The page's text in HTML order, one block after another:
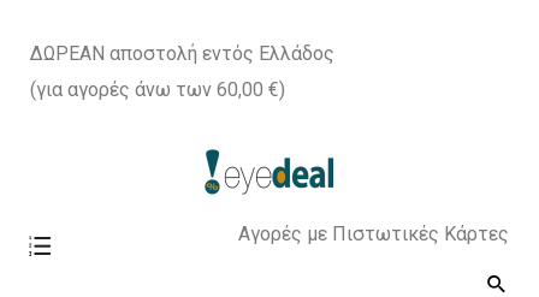
ΔΩΡΕΑΝ αποστολή εντός Ελλάδος
(για αγορές άνω των 60,00 €)
Αγορές με Πιστωτικές Κάρτες